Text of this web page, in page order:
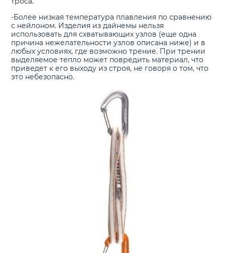
-Более низкая температура плавления по сравнению
с нейлоном. Изделия из дайнемы нельзя
использовать для схватывающих узлов (еще одна
причина нежелательности узлов описана ниже) и в
любых условиях, где возможно трение. При трении
выделяемое тепло может повредить материал, что
приведет к его выходу из строя, не говоря о том, что
это небезопасно.